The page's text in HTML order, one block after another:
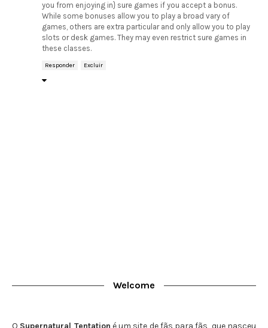
you from enjoying in} sure games if you accept a bonus.
While some bonuses allow you to play a broad vary of
games, others are extra particular and only allow you to play
slots or desk games. They may even restrict sure games in
these classes.
Responder Excluir
Welcome